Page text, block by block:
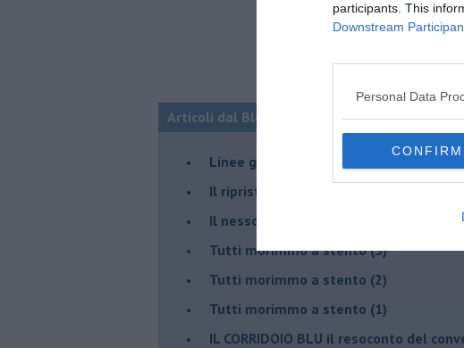
participants. This
Downstream
Personal Data
CONFIRM
Articoli dal Blog “Disincantato” di Adolfo
​Linee guida per organizzare il civismo
​Il ripristino della natura secondo la
Il nesso tra cambiamenti climatici e
Tutti morimmo a stento (3)
Tutti morimmo a stento (2)
​Tutti morimmo a stento (1)
IL CORRIDOIO BLU il resoconto del